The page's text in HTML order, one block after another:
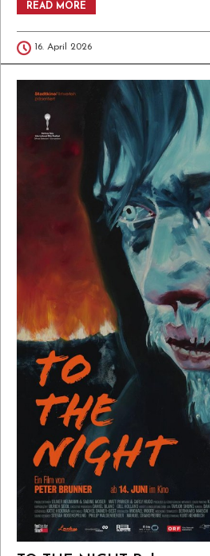
READ MORE
16. April 2026